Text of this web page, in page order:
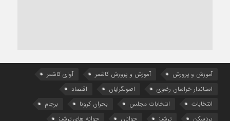
آموزش و پرورش آموزش و پرورش کاشمر
آوای کاشمر
استاندار خراسان رضوی
اصولگرایان
اقتصاد
انتخابات
انتخابات مجلس بحران کرونا
برجام
بردسکن
ترشیز جوانان جوانه های ترشیز